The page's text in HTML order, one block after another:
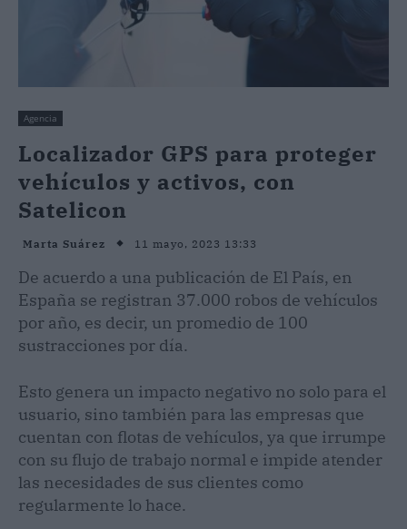
Agencia
Localizador GPS para proteger
vehículos y activos, con
Satelicon
Marta Suárez 11 mayo, 2023 13:33
De acuerdo a una publicación de El País, en
España se registran 37.000 robos de vehículos
por año, es decir, un promedio de 100
sustracciones por día.
Esto genera un impacto negativo no solo para el
usuario, sino también para las empresas que
cuentan con flotas de vehículos, ya que irrumpe
con su flujo de trabajo normal e impide atender
las necesidades de sus clientes como
regularmente lo hace.